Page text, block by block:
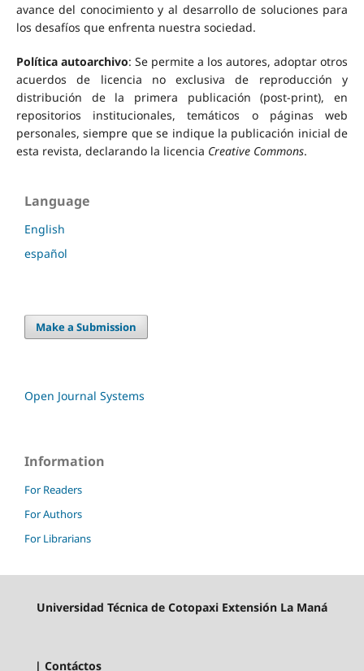
avance del conocimiento y al desarrollo de soluciones para
los desafíos que enfrenta nuestra sociedad.
Política autoarchivo: Se permite a los autores, adoptar otros
acuerdos de licencia no exclusiva de reproducción y
distribución de la primera publicación (post-print), en
repositorios institucionales, temáticos o páginas web
personales, siempre que se indique la publicación inicial de
esta revista, declarando la licencia Creative Commons.
Language
English
español
Make a Submission
Open Journal Systems
Information
For Readers
For Authors
For Librarians
Universidad Técnica de Cotopaxi Extensión La Maná
| Contáctos